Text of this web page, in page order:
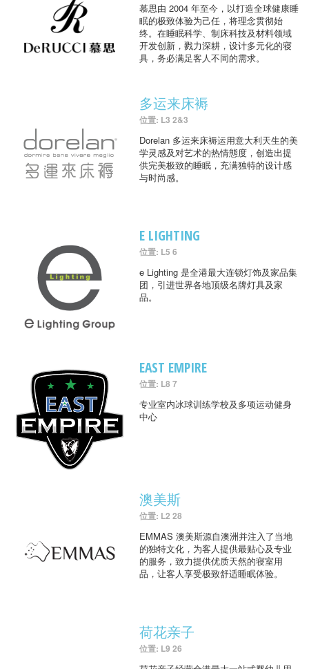
慕思由 2004 年至今，以打造全球健康睡
眠的极致体验为己任，将理念贯彻始
终。在睡眠科学、制床科技及材料领域
开发创新，戮力深耕，设计多元化的寝
具，务必满足客人不同的需求。
多运来床褥
位置: L3 2&3
Dorelan 多运来床褥运用意大利天生的美
学灵感及对艺术的热情態度，创造出提
供完美极致的睡眠，充满独特的设计感
与时尚感。
E LIGHTING
位置: L5 6
e Lighting 是全港最大连锁灯饰及家品集
团，引进世界各地顶级名牌灯具及家
品。
EAST EMPIRE
位置: L8 7
专业室内冰球训练学校及多项运动健身
中心
澳美斯
位置: L2 28
EMMAS 澳美斯源自澳洲并注入了当地
的独特文化，为客人提供最贴心及专业
的服务，致力提供优质天然的寝室用
品，让客人享受极致舒适睡眠体验。
荷花亲子
位置: L9 26